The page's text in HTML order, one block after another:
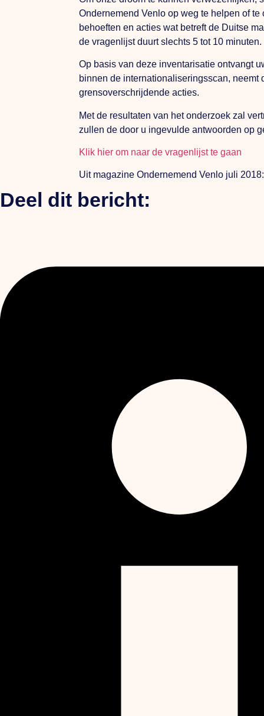
Ondernemend Venlo op weg te helpen of
behoeften en acties wat betreft de Duitse
de vragenlijst duurt slechts 5 tot 10 minuten.
Op basis van deze inventarisatie ontvangt
binnen de internationaliseringsscan, neemt
grensoverschrijdende acties.
Met de resultaten van het onderzoek zal
zullen de door u ingevulde antwoorden op
Klik hier om naar de vragenlijst te gaan
Uit magazine Ondernemend Venlo juli 2018:
Deel dit bericht: